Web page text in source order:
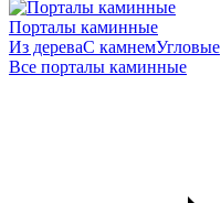
Порталы каминные
Из дереваС камнемУгловые
Все порталы каминные